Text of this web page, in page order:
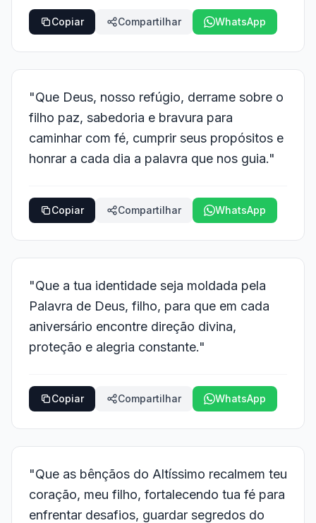
Copiar Compartilhar WhatsApp
"Que Deus, nosso refúgio, derrame sobre o
filho paz, sabedoria e bravura para
caminhar com fé, cumprir seus propósitos e
honrar a cada dia a palavra que nos guia."
Copiar Compartilhar WhatsApp
"Que a tua identidade seja moldada pela
Palavra de Deus, filho, para que em cada
aniversário encontre direção divina,
proteção e alegria constante."
Copiar Compartilhar WhatsApp
"Que as bênçãos do Altíssimo recalmem teu
coração, meu filho, fortalecendo tua fé para
enfrentar desafios, guardar segredos do